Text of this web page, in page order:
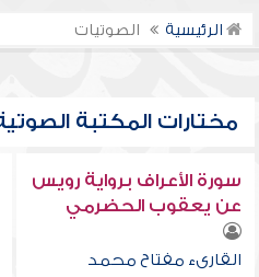
الرئيسية الصوتيات
مختارات المكتبة
سورة الأعراف برواية رويس
عن يعقوب الحضرمي
القارىء مفتاح محمد